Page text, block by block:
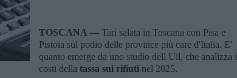
TOSCANA — Tari salata in Toscana con Pisa e
Pistoia sul podio delle province più care d'Italia. E'
quanto emerge da uno studio dell Uil, che analizza i
costi della tassa sui rifiuti nel 2025.